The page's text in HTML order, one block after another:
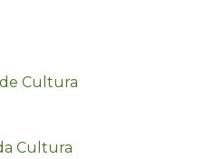
Cultura
Cultura